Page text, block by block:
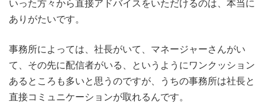
いった方々から直接アドバイスをいただけるのは、本当に
ありがたいです。
事務所によっては、社長がいて、マネージャーさんがい
て、その先に配信者がいる、というようにワンクッション
あるところも多いと思うのですが、うちの事務所は社長と
直接コミュニケーションが取れるんです。